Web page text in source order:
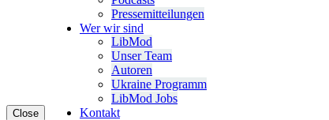
Close
Pres­se­mit­tei­lun­gen
Wer wir sind
LibMod
Unser Team
Autoren
Ukraine Pro­gramm
LibMod Jobs
Kontakt